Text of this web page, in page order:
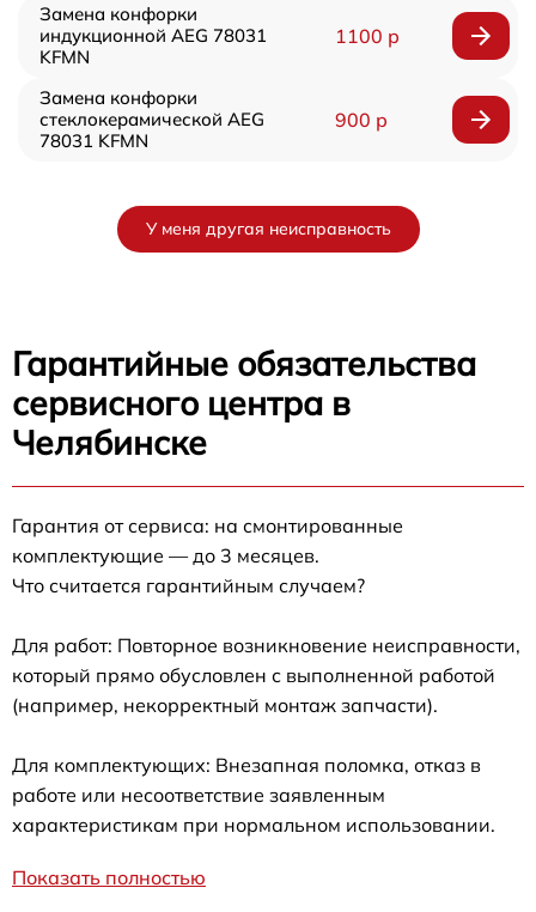
Замена конфорки
индукционной AEG 78031
KFMN
1100 р
Замена конфорки
стеклокерамической AEG
78031 KFMN
900 р
У меня другая неисправность
Гарантийные обязательства
сервисного центра в
Челябинске
Гарантия от сервиса: на смонтированные
комплектующие — до 3 месяцев.
Что считается гарантийным случаем?
Для работ: Повторное возникновение неисправности,
который прямо обусловлен с выполненной работой
(например, некорректный монтаж запчасти).
Для комплектующих: Внезапная поломка, отказ в
работе или несоответствие заявленным
характеристикам при нормальном использовании.
Показать полностью